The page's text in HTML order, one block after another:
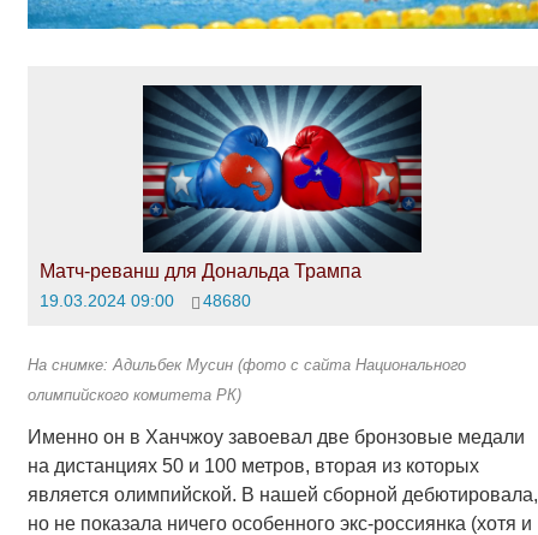
Матч-реванш для Дональда Трампа
19.03.2024 09:00 48680
На снимке: Адильбек Мусин (фото с сайта Национального
олимпийского комитета РК)
Именно он в Ханчжоу завоевал две бронзовые медали
на дистанциях 50 и 100 метров, вторая из которых
является олимпийской. В нашей сборной дебютировала,
но не показала ничего особенного экс-россиянка (хотя и